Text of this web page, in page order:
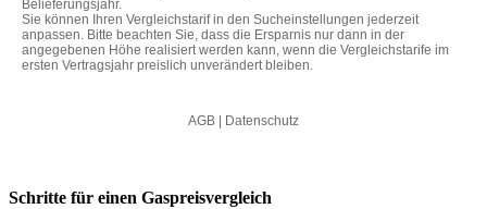
Schritte für einen Gaspreisvergleich